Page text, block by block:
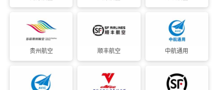
贵州航空 顺丰航空 中航通用